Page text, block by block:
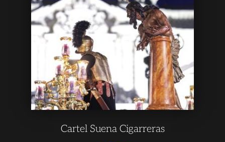
Cartel Suena Cigarreras